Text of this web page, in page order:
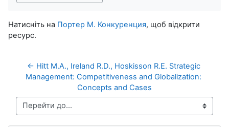
Натисніть на Портер М. Конкуренция, щоб відкрити
ресурс.
← Hitt M.A., Ireland R.D., Hoskisson R.E. Strategic
Management: Competitiveness and Globalization:
Concepts and Cases
Перейти до...